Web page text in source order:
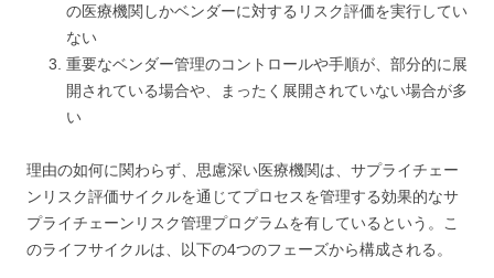
の医療機関しかベンダーに対するリスク評価を実行してい
ない
重要なベンダー管理のコントロールや手順が、部分的に展
開されている場合や、まったく展開されていない場合が多
い
理由の如何に関わらず、思慮深い医療機関は、サプライチェー
ンリスク評価サイクルを通じてプロセスを管理する効果的なサ
プライチェーンリスク管理プログラムを有しているという。こ
のライフサイクルは、以下の4つのフェーズから構成される。